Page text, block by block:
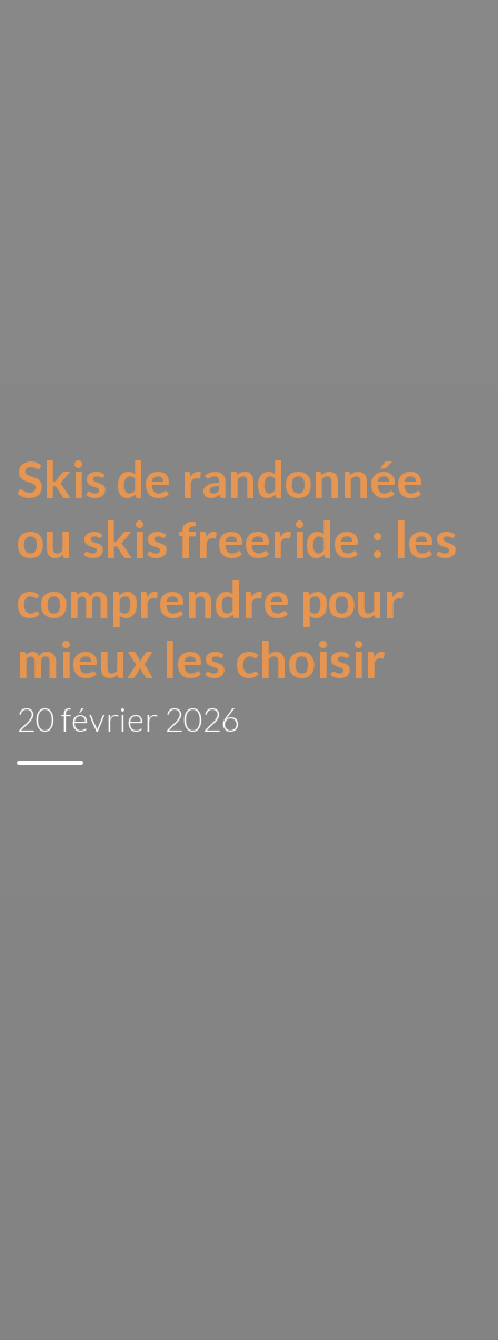
Skis de randonnée
ou skis freeride : les
comprendre pour
mieux les choisir
20 février 2026